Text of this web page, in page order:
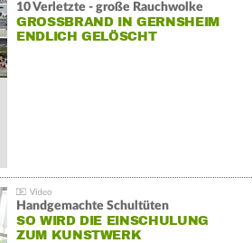
10 Verletzte - große Rauchwolke
GROSSBRAND IN GERNSHEIM E
NDLICH GELÖSCHT
Handgemachte Schultüten
SO WIRD DIE EINSCHULUNG
ZUM KUNSTWERK